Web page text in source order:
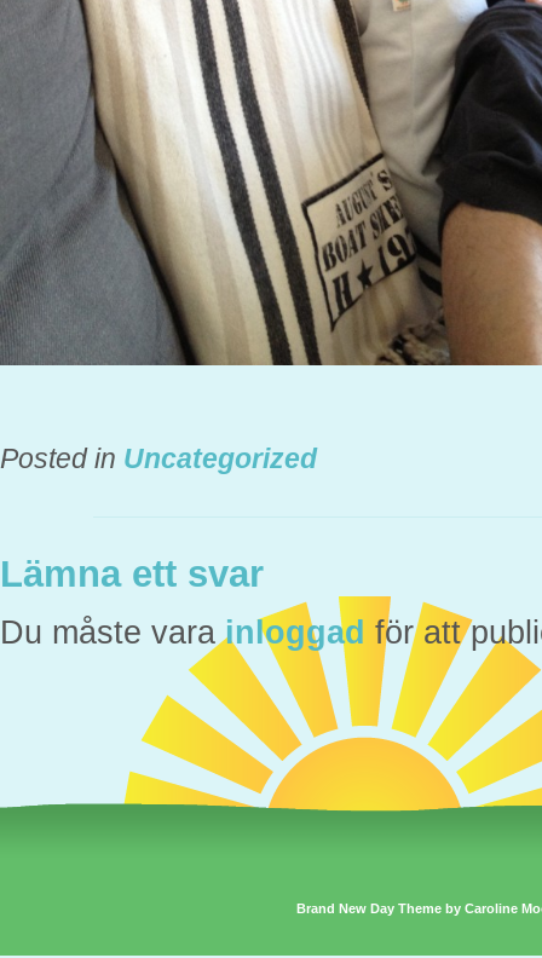
Posted in Uncategorized
Lämna ett svar
Du måste varainloggad för att
Brand New Day Theme by Caroline